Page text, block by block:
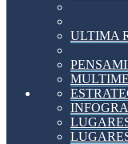
ULTIMA